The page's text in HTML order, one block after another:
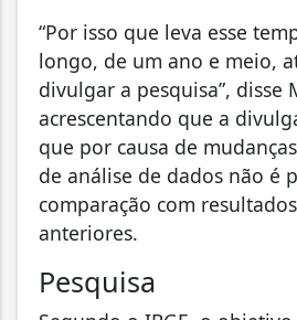
“Por isso que leva esse
longo, de um ano e meio,
divulgar a pesquisa”, disse
acrescentando que a
que por causa de
de análise de dados não é
comparação com
anteriores.
Pesquisa